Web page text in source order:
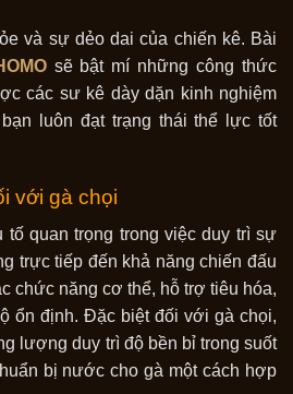
và sự dẻo dai của chiến kê. Bài
sẽ bật mí những công thức
các sư kê dày dặn kinh nghiệm
luôn đạt trạng thái thể lực tốt
với gà chọi
tố quan trọng trong việc duy trì sự
trực tiếp đến khả năng chiến đấu
chức năng cơ thể, hỗ trợ tiêu hóa,
ổn định. Đặc biệt đối với gà chọi,
lượng duy trì độ bền bỉ trong suốt
bị nước cho gà một cách hợp